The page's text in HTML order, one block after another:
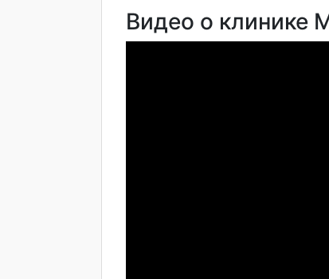
Видео о клинике